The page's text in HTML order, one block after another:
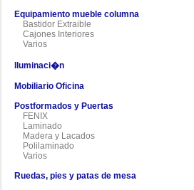
Equipamiento mueble columna
Bastidor Extraible
Cajones Interiores
Varios
Iluminaci�n
Mobiliario Oficina
Postformados y Puertas
FENIX
Laminado
Madera y Lacados
Polilaminado
Varios
Ruedas, pies y patas de mesa